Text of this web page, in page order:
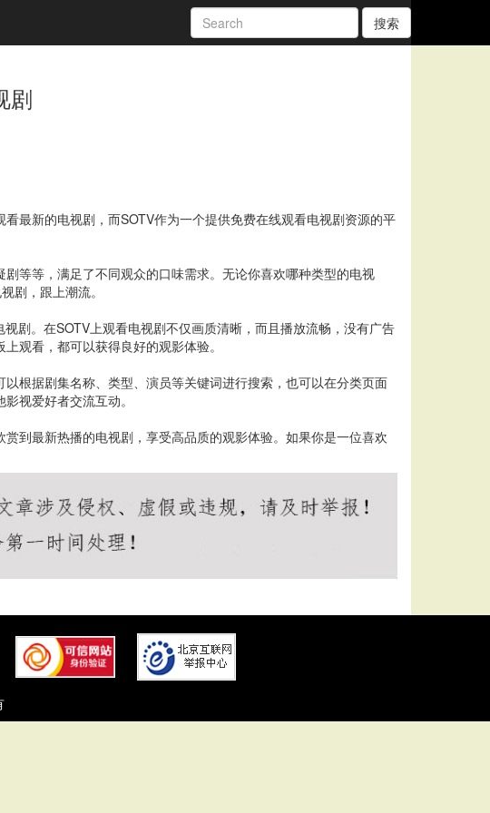
搜索
剧
最新的电视剧，而SOTV作为一个提供免费在线观看电视剧资源的平
等等，满足了不同观众的口味需求。无论你喜欢哪种类型的电视
剧，跟上潮流。
剧。在SOTV上观看电视剧不仅画质清晰，而且播放流畅，没有广告
观看，都可以获得良好的观影体验。
根据剧集名称、类型、演员等关键词进行搜索，也可以在分类页面
视爱好者交流互动。
到最新热播的电视剧，享受高品质的观影体验。如果你是一位喜欢